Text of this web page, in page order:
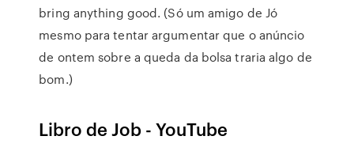
bring anything good. (Só um amigo de Jó
mesmo para tentar argumentar que o anúncio
de ontem sobre a queda da bolsa traria algo de
bom.)
Libro de Job - YouTube